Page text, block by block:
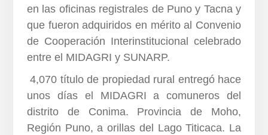
en las oficinas registrales de Puno y Tacna y
que fueron adquiridos en mérito al Convenio
de Cooperación Interinstitucional celebrado
entre el MIDAGRI y SUNARP.
4,070 título de propiedad rural entregó hace
unos días el MIDAGRI a comuneros del
distrito de Conima. Provincia de Moho,
Región Puno, a orillas del Lago Titicaca. La